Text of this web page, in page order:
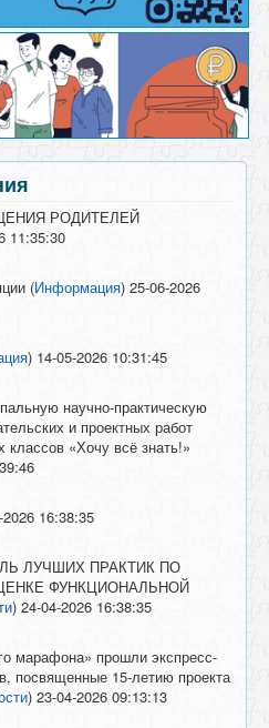
РОДИТЕЛЕЙ
11:35:30
(Информация) 25-06-2026
) 14-05-2026 10:31:45
научно-практическую
и проектных работ
«Хочу всё знать!»
2026 16:38:35
ЛУЧШИХ ПРАКТИК ПО
ФУНКЦИОНАЛЬНОЙ
) 24-04-2026 16:38:35
марафона» прошли экспресс-
посвященные 15-летию проекта
) 23-04-2026 09:13:13